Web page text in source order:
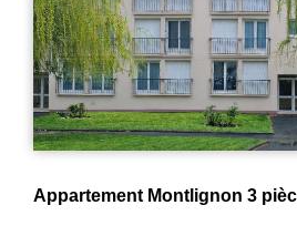
Appartement Montlignon 3